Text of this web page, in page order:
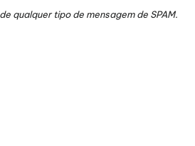
qualquer tipo de mensagem de SPAM.